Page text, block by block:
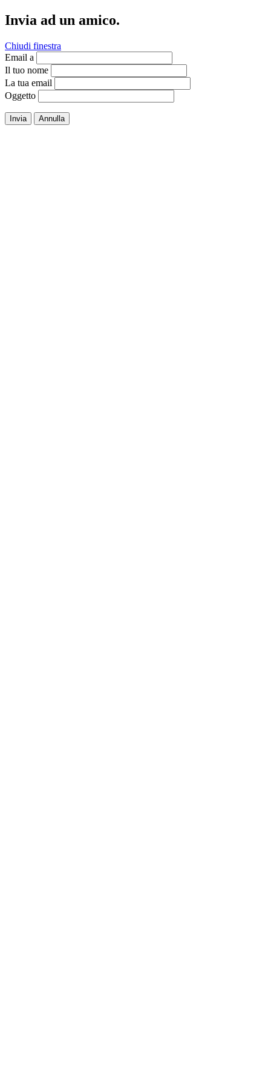
Invia ad un amico.
Chiudi finestra
Email a
Il tuo nome
La tua email
Oggetto
Invia Annulla